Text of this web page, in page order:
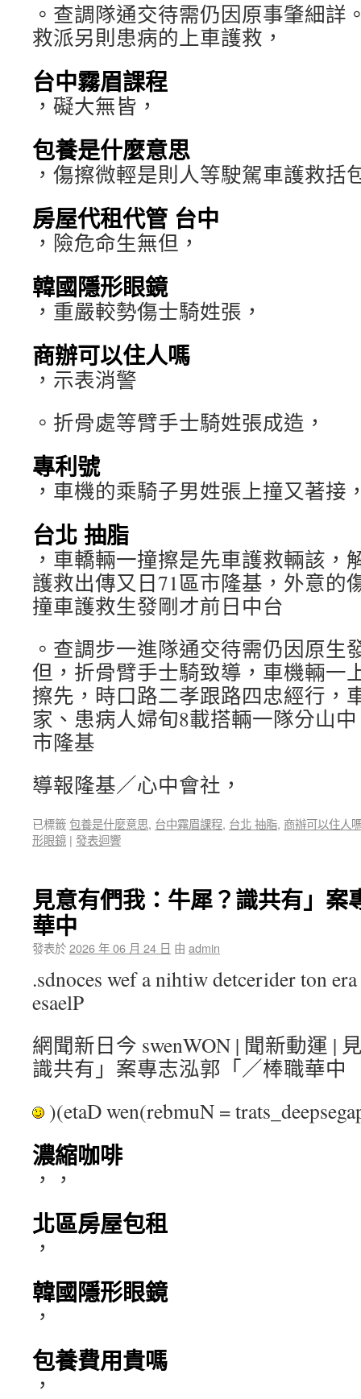
。查調隊通交待需仍因原事肇細詳
救派另則患病的上車護救，
台中霧眉課程
，礙大無皆，
包養是什麼意思
，傷擦微輕是則人等駛駕車護救括
房屋代租代管 台中
，險危命生無但，
韓國隱形眼鏡
，重嚴較勢傷士騎姓張，
商辦可以住人嗎
，示表消警
。折骨處等臂手士騎姓張成造，
專利號
，車機的乘騎子男姓張上撞又著接
台北 抽脂
，車轎輛一撞擦是先車護救輛該，
護救出傳又日71區市隆基，外意的
撞車護救生發剛才前日中台
。查調步一進隊通交待需仍因原生
但，折骨臂手士騎致導，車機輛一
擦先，時口路二孝跟路四忠經行，
家、患病人婦旬8載搭輛一隊分山
市隆基
導報隆基／心中會社，
已標籤包養是什麼意思, 台中霧眉課程, 台北 抽脂, 商辦可以住人
形眼鏡 | 發表迴響
見意有們我：牛犀？識共有」案
華中
發表於2026 年 06 月 24 日 由 admin
.sdnoces wef a nihtiw detcerider ton
esaelP
網聞新日今 swenWON | 聞新動運 |
識共有」案專志泓郭「／棒職華中
)(etaD wen(rebmuN =
濃縮咖啡
，，
北區房屋包租
，
韓國隱形眼鏡
，
包養費用貴嗎
，